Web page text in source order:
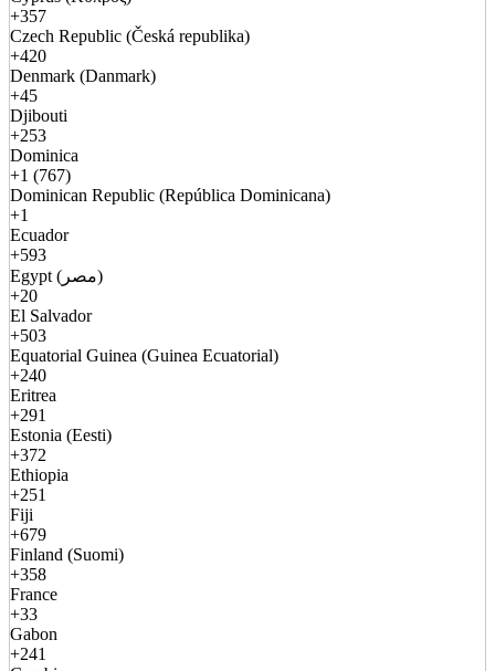
+357
Czech Republic (Česká republika)
+420
Denmark (Danmark)
+45
Djibouti
+253
Dominica
+1 (767)
Dominican Republic (República Dominicana)
+1
Ecuador
+593
Egypt (مصر)
+20
El Salvador
+503
Equatorial Guinea (Guinea Ecuatorial)
+240
Eritrea
+291
Estonia (Eesti)
+372
Ethiopia
+251
Fiji
+679
Finland (Suomi)
+358
France
+33
Gabon
+241